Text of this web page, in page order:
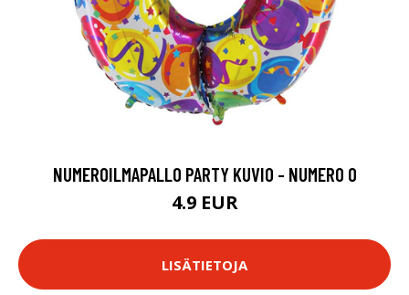
NUMEROILMAPALLO PARTY KUVIO - NUMERO 0
4.9 EUR
LISÄTIETOJA